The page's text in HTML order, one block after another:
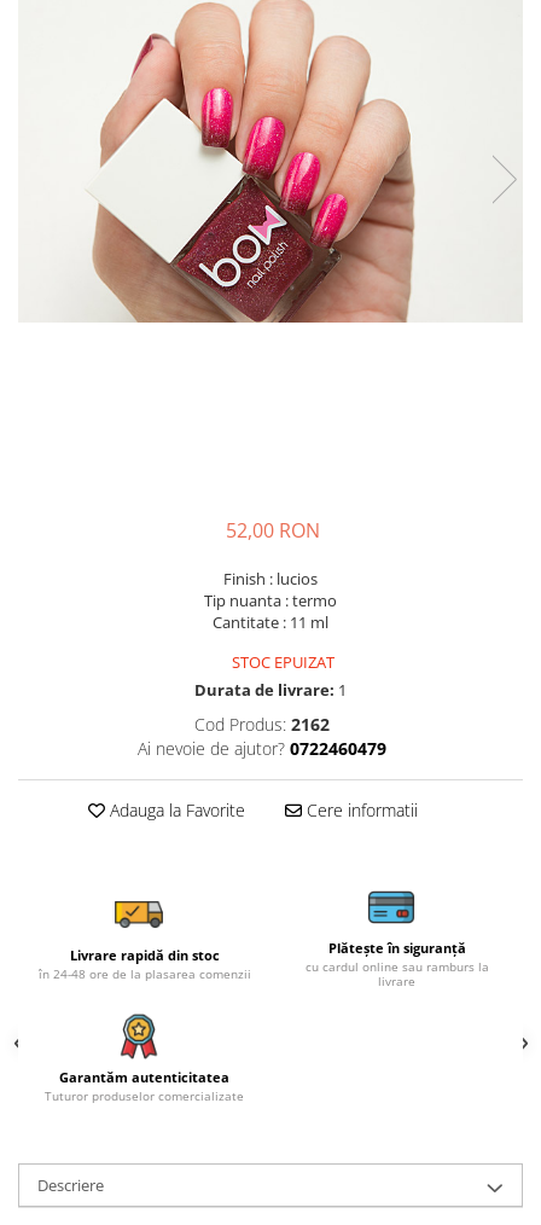
52,00 RON
Finish : lucios
Tip nuanta : termo
Cantitate : 11 ml
STOC EPUIZAT
Durata de livrare: 1
Cod Produs: 2162
Ai nevoie de ajutor? 0722460479
Adauga la Favorite Cere informatii
Livrare rapidă din stoc
în 24-48 ore de la plasarea comenzii
Plătește în siguranță
cu cardul online sau ramburs la
livrare
Garantăm autenticitatea
Tuturor produselor comercializate
Descriere